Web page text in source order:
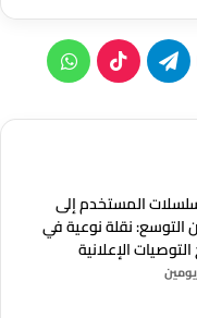
تيلقرام‫TikTok
المستخدم إلى
التوسع: نقلة نوعية في
الإعلانية